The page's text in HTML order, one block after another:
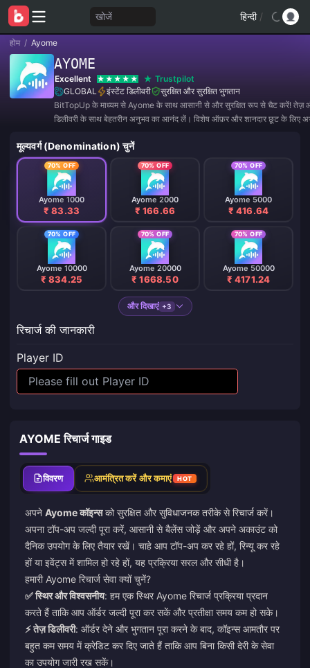
खोजें हिन्दी /
होम / Ayome
AYOME
Excellent
Trustpilot
GLOBAL
इंस्टेंट डिलीवरी
सुरक्षित और सुरक्षित भुगतान
BitTopUp के माध्यम से Ayome के साथ आसानी से और सुरक्षित रूप से चैट करें! तेज़
डिलीवरी के साथ बेहतरीन अनुभव का आनंद लें। विशेष ऑफ़र और शानदार छूट के लिए
मूल्यवर्ग (Denomination) चुनें
70% OFF
Ayome 1000
₹ 83.33
70% OFF
Ayome 2000
₹ 166.66
70% OFF
Ayome 5000
₹ 416.64
70% OFF
Ayome 10000
₹ 834.25
70% OFF
Ayome 20000
₹ 1668.50
70% OFF
Ayome 50000
₹ 4171.24
और दिखाएं +3
रिचार्ज की जानकारी
Player ID
AYOME रिचार्ज गाइड
विवरण आमंत्रित करें और कमाएं HOT
अपने Ayome कॉइन्सको सुरक्षित और सुविधाजनक तरीके से रिचार्ज करें।
अपना टॉप-अप जल्दी पूरा करें, आसानी से बैलेंस जोड़ें और अपने अकाउंट को
दैनिक उपयोग के लिए तैयार रखें। चाहे आप टॉप-अप कर रहे हों, रिन्यू कर रहे
हों या इवेंट्स में शामिल हो रहे हों, यह प्रक्रिया सरल और सीधी है।
हमारी Ayome रिचार्ज सेवा क्यों चुनें?
✅ स्थिर और विश्वसनीय: हम एक स्थिर Ayome रिचार्ज प्रक्रिया प्रदान
करते हैं ताकि आप ऑर्डर जल्दी पूरा कर सकें और प्रतीक्षा समय कम हो सके।
⚡ तेज़ डिलीवरी: ऑर्डर देने और भुगतान पूरा करने के बाद, कॉइन्स आमतौर पर
बहुत कम समय में क्रेडिट कर दिए जाते हैं ताकि आप बिना किसी देरी के सेवा
का उपयोग जारी रख सकें।